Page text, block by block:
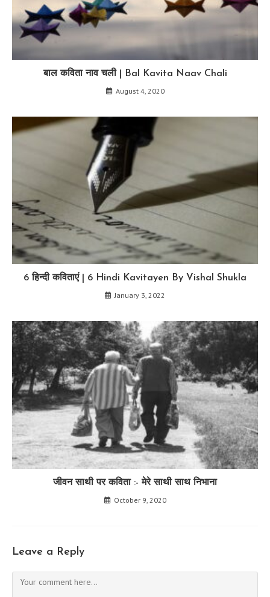
बाल कविता नाव चली | Bal Kavita Naav Chali
August 4, 2020
6 हिन्दी कविताएं | 6 Hindi Kavitayen By Vishal Shukla
January 3, 2022
जीवन साथी पर कविता :- मेरे साथी साथ निभाना
October 9, 2020
Leave a Reply
Comment